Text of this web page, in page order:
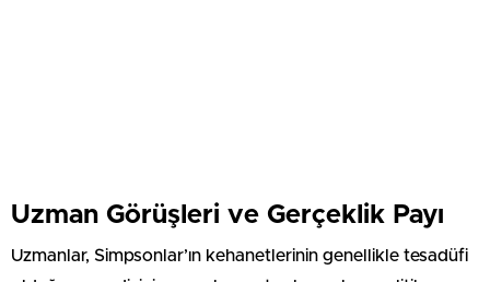
Uzman Görüşleri ve Gerçeklik Payı
Uzmanlar, Simpsonlar’ın kehanetlerinin genellikle tesadüfi